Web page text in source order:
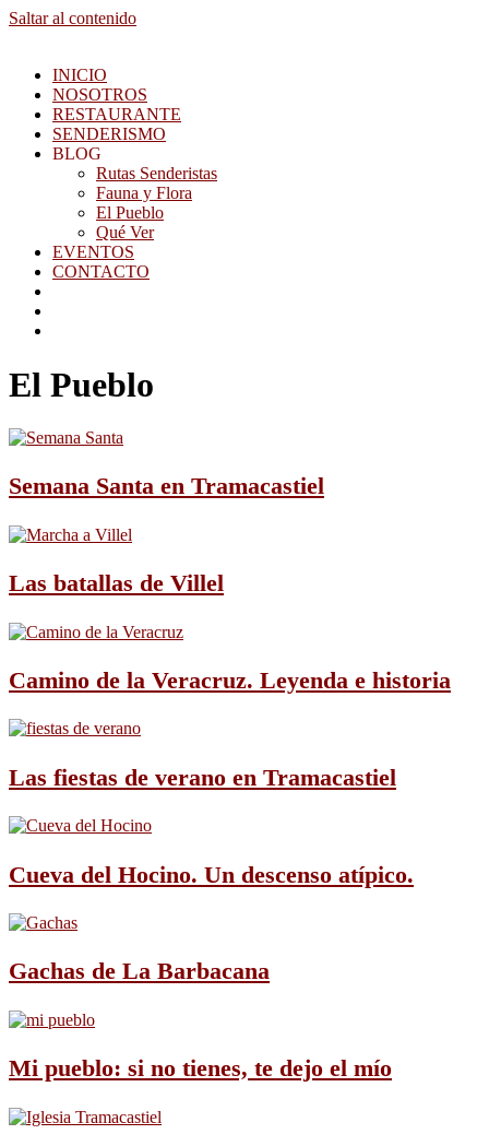
Saltar al contenido
INICIO
NOSOTROS
RESTAURANTE
SENDERISMO
BLOG
Rutas Senderistas
Fauna y Flora
El Pueblo
Qué Ver
EVENTOS
CONTACTO
El Pueblo
Semana Santa en Tramacastiel
Las batallas de Villel
Camino de la Veracruz. Leyenda e historia
Las fiestas de verano en Tramacastiel
Cueva del Hocino. Un descenso atípico.
Gachas de La Barbacana
Mi pueblo: si no tienes, te dejo el mío